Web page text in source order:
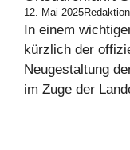
12. Mai 2025Redaktion
In einem
kürzlich der
Neugestaltung
im Zuge der